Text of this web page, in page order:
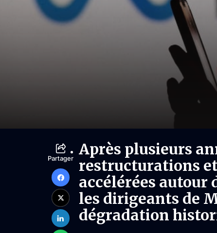
Partager
Après plusieurs
restructurations
accélérées
les dirigeants de
dégradation